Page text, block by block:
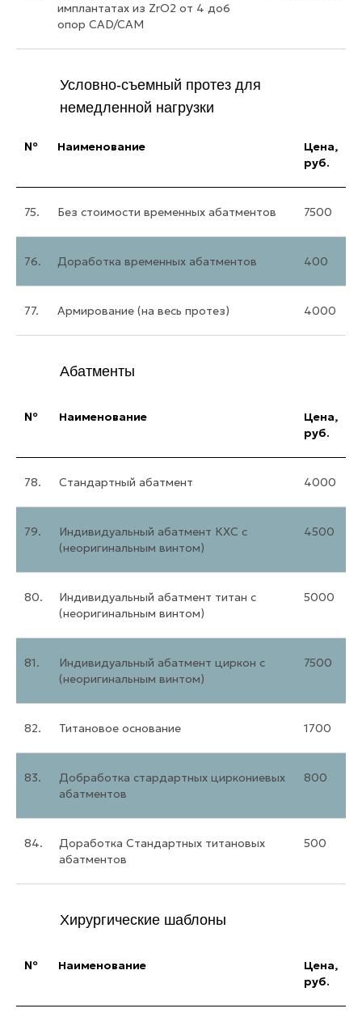
имплантатах из ZrO2 от 4 до6
опор CAD/CAM
Условно-съемный протез для
немедленной нагрузки
№ Наименование
Цена,
руб.
75. Без стоимости временных абатментов 7500
76. Доработка временных абатментов 400
77. Армирование (на весь протез) 4000
Абатменты
№ Наименование
Цена,
руб.
78. Стандартный абатмент 4000
79.
Индивидуальный абатмент КХС с
(неоригинальным винтом)
4500
80.
Индивидуальный абатмент титан с
(неоригинальным винтом)
5000
81.
Индивидуальный абатмент циркон с
(неоригинальным винтом)
7500
82. Титановое основание 1700
83.
Добработка стардартных циркониевых
абатментов
800
84.
Доработка Стандартных титановых
абатментов
500
Хирургические шаблоны
№ Наименование
Цена,
руб.
Контакты
Информация
для пациентов
+7 (812) 386-36-44
+7 (958) 858-92-92
Режим работы: ПН-СБ 10:00-21:00
наличный расчет, безналичная оплата
Лицензия